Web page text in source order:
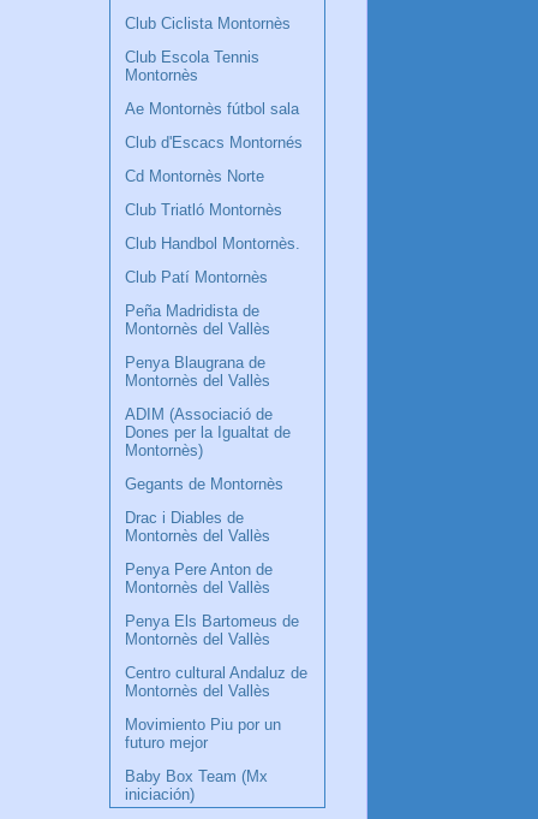
Club Ciclista Montornès
Club Escola Tennis
Montornès
Ae Montornès fútbol sala
Club d'Escacs Montornés
Cd Montornès Norte
Club Triatló Montornès
Club Handbol Montornès.
Club Patí Montornès
Peña Madridista de
Montornès del Vallès
Penya Blaugrana de
Montornès del Vallès
ADIM (Associació de
Dones per la Igualtat de
Montornès)
Gegants de Montornès
Drac i Diables de
Montornès del Vallès
Penya Pere Anton de
Montornès del Vallès
Penya Els Bartomeus de
Montornès del Vallès
Centro cultural Andaluz de
Montornès del Vallès
Movimiento Piu por un
futuro mejor
Baby Box Team (Mx
iniciación)